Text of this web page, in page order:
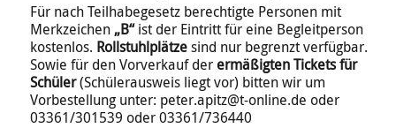
Für nach Teilhabegesetz berechtigte Personen mit
Merkzeichen „B“ist der Eintritt für eine Begleitperson
kostenlos. Rollstuhlplätzesind nur begrenzt verfügbar.
Sowie für den Vorverkauf der ermäßigten Tickets für
Schüler(Schülerausweis liegt vor) bitten wir um
Vorbestellung unter: peter.apitz@t-online.de oder
03361/301539 oder 03361/736440